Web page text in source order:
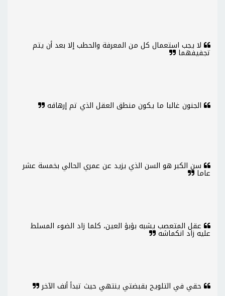
لا يجب استعمال كل من المعرفة والحطب إلا بعد أن يتم
تجفيفهما
الجنون غالبا ما يكون منطق العقل الذي تم إرهاقه
سن الكبر هو السن الذي يزيد عن عمري الحالي بخمسة عشر
عاما
عقل المتعصب يشبه بؤبؤ العين، كلما زاد الضوء المسلط
عليه زاد انكماشه
حقي في التلويح بقبضتي ينتهي حيث تبدأ أنف الآخر